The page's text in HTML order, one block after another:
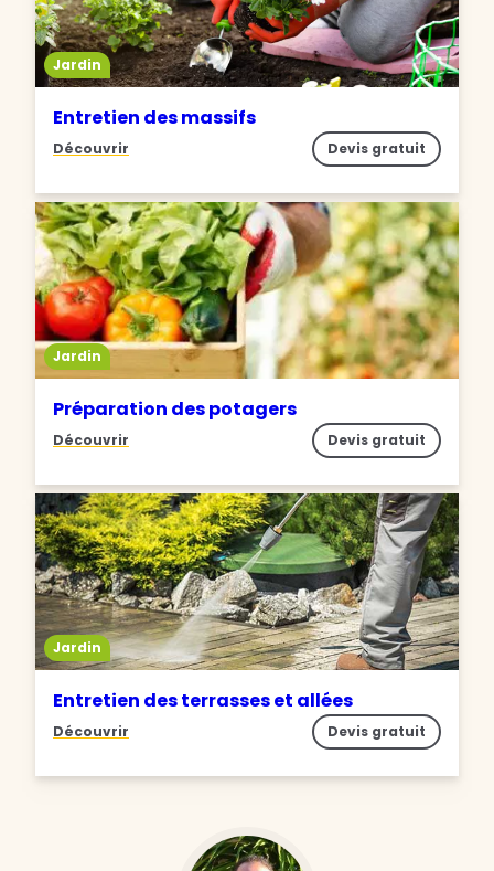
Jardin
Entretien des massifs
Découvrir Devis gratuit
Jardin
Préparation des potagers
Découvrir Devis gratuit
Jardin
Entretien des terrasses et allées
Découvrir Devis gratuit